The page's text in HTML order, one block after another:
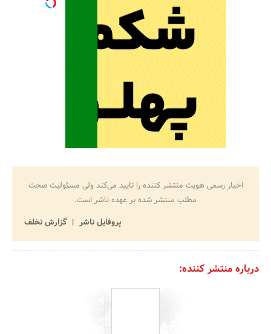
اخبار رسمی هویت منتشر کننده را تایید می‌کند ولی مسئولیت صحت
مطلب منتشر شده بر عهده ناشر است.
پروفایل ناشر
گزارش تخلف
درباره منتشر کننده: